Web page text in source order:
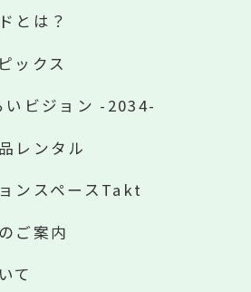
とは？
ックス
いビジョン -2034-
レンタル
ンスペースTakt
ご案内
て